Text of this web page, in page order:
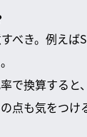
べき。例えば
で換算すると
点も気をつけ